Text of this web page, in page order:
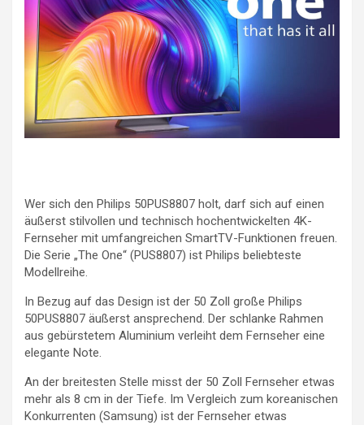
Wer sich den Philips 50PUS8807 holt, darf sich auf einen
äußerst stilvollen und technisch hochentwickelten 4K-
Fernseher mit umfangreichen SmartTV-Funktionen freuen.
Die Serie „The One“ (PUS8807) ist Philips beliebteste
Modellreihe.
In Bezug auf das Design ist der 50 Zoll große Philips
50PUS8807 äußerst ansprechend. Der schlanke Rahmen
aus gebürstetem Aluminium verleiht dem Fernseher eine
elegante Note.
An der breitesten Stelle misst der 50 Zoll Fernseher etwas
mehr als 8 cm in der Tiefe. Im Vergleich zum koreanischen
Konkurrenten (Samsung) ist der Fernseher etwas